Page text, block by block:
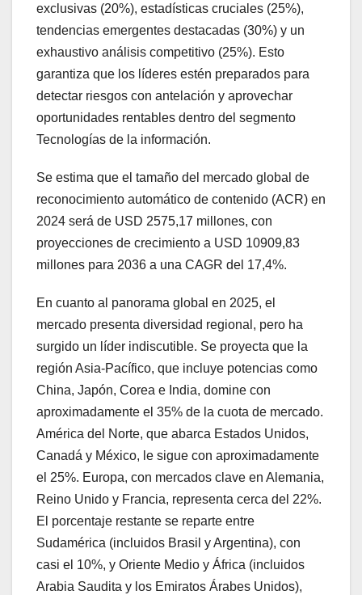
exclusivas (20%), estadísticas cruciales (25%),
tendencias emergentes destacadas (30%) y un
exhaustivo análisis competitivo (25%). Esto
garantiza que los líderes estén preparados para
detectar riesgos con antelación y aprovechar
oportunidades rentables dentro del segmento
Tecnologías de la información.
Se estima que el tamaño del mercado global de
reconocimiento automático de contenido (ACR) en
2024 será de USD 2575,17 millones, con
proyecciones de crecimiento a USD 10909,83
millones para 2036 a una CAGR del 17,4%.
En cuanto al panorama global en 2025, el
mercado presenta diversidad regional, pero ha
surgido un líder indiscutible. Se proyecta que la
región Asia-Pacífico, que incluye potencias como
China, Japón, Corea e India, domine con
aproximadamente el 35% de la cuota de mercado.
América del Norte, que abarca Estados Unidos,
Canadá y México, le sigue con aproximadamente
el 25%. Europa, con mercados clave en Alemania,
Reino Unido y Francia, representa cerca del 22%.
El porcentaje restante se reparte entre
Sudamérica (incluidos Brasil y Argentina), con
casi el 10%, y Oriente Medio y África (incluidos
Arabia Saudita y los Emiratos Árabes Unidos),